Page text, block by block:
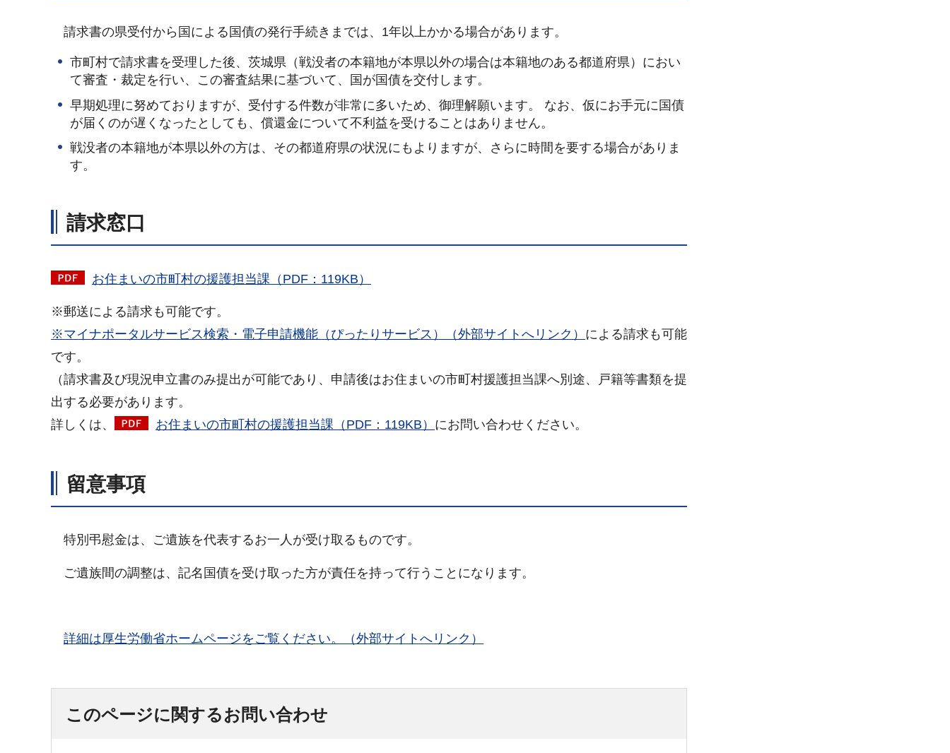
請求書の県受付から国による国債の発行手続きまでは、1年以上かかる場合があります。
市町村で請求書を受理した後、茨城県（戦没者の本籍地が本県以外の場合は本籍地のある都道府県）におい
て審査・裁定を行い、この審査結果に基づいて、国が国債を交付します。
早期処理に努めておりますが、受付する件数が非常に多いため、御理解願います。 なお、仮にお手元に国債
が届くのが遅くなったとしても、償還金について不利益を受けることはありません。
戦没者の本籍地が本県以外の方は、その都道府県の状況にもよりますが、さらに時間を要する場合がありま
す。
請求窓口
お住まいの市町村の援護担当課（PDF：119KB）
※郵送による請求も可能です。
※マイナポータルサービス検索・電子申請機能（ぴったりサービス）（外部サイトへリンク） による請求も可能
です。
（請求書及び現況申立書のみ提出が可能であり、申請後はお住まいの市町村援護担当課へ別途、戸籍等書類を提
出する必要があります。
詳しくは、
お住まいの市町村の援護担当課（PDF：119KB） にお問い合わせください。
留意事項
特別弔慰金は、ご遺族を代表するお一人が受け取るものです。
ご遺族間の調整は、記名国債を受け取った方が責任を持って行うことになります。
詳細は厚生労働省ホームページをご覧ください。（外部サイトへリンク）
このページに関するお問い合わせ